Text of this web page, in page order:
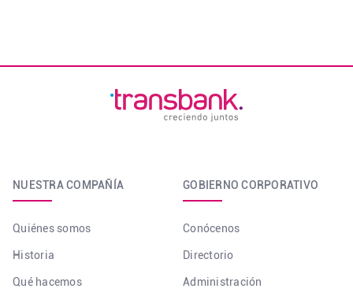
NUESTRA COMPAÑÍA
Quiénes somos
Historia
Qué hacemos
GOBIERNO CORPORATIVO
Conócenos
Directorio
Administración